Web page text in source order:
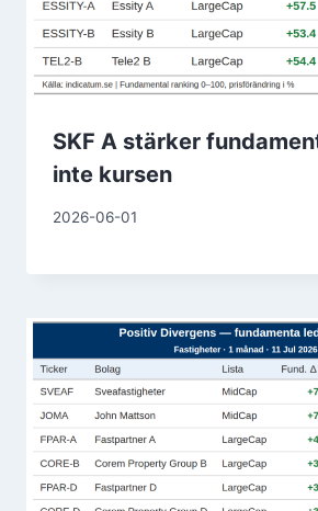
SKF A stärker
inte kursen
2026-06-01